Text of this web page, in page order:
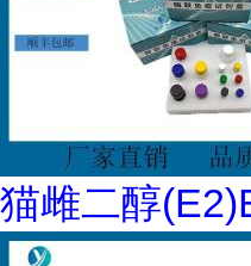
猫雌二醇